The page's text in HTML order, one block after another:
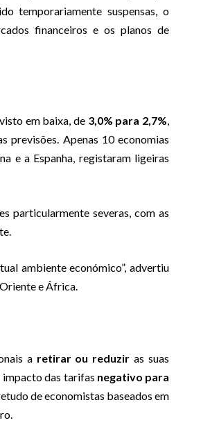
temporariamente suspensas, o
financeiros e os planos de
em baixa, de 3,0% para 2,7%,
previsões. Apenas 10 economias
e a Espanha, registaram ligeiras
particularmente severas, com as
ambiente económico”, advertiu
e África.
a retirar ou reduzir as suas
impacto das tarifas negativo para
de economistas baseados em